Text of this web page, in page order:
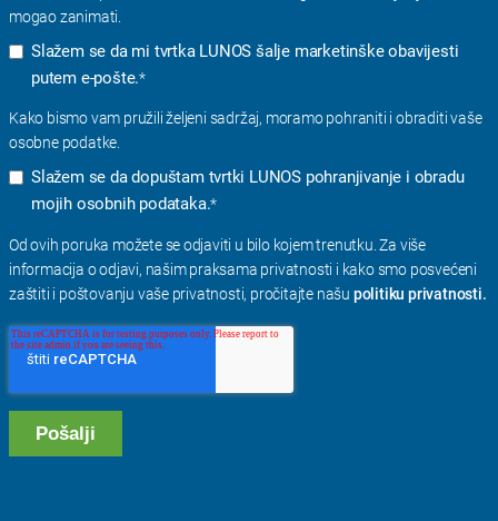
mogao zanimati.
Slažem se da mi tvrtka LUNOS šalje marketinške obavijesti
putem e-pošte.*
Kako bismo vam pružili željeni sadržaj, moramo pohraniti i obraditi vaše
osobne podatke.
Slažem se da dopuštam tvrtki LUNOS pohranjivanje i obradu
mojih osobnih podataka.*
Od ovih poruka možete se odjaviti u bilo kojem trenutku. Za više
informacija o odjavi, našim praksama privatnosti i kako smo posvećeni
zaštiti i poštovanju vaše privatnosti, pročitajte našu politiku privatnosti.